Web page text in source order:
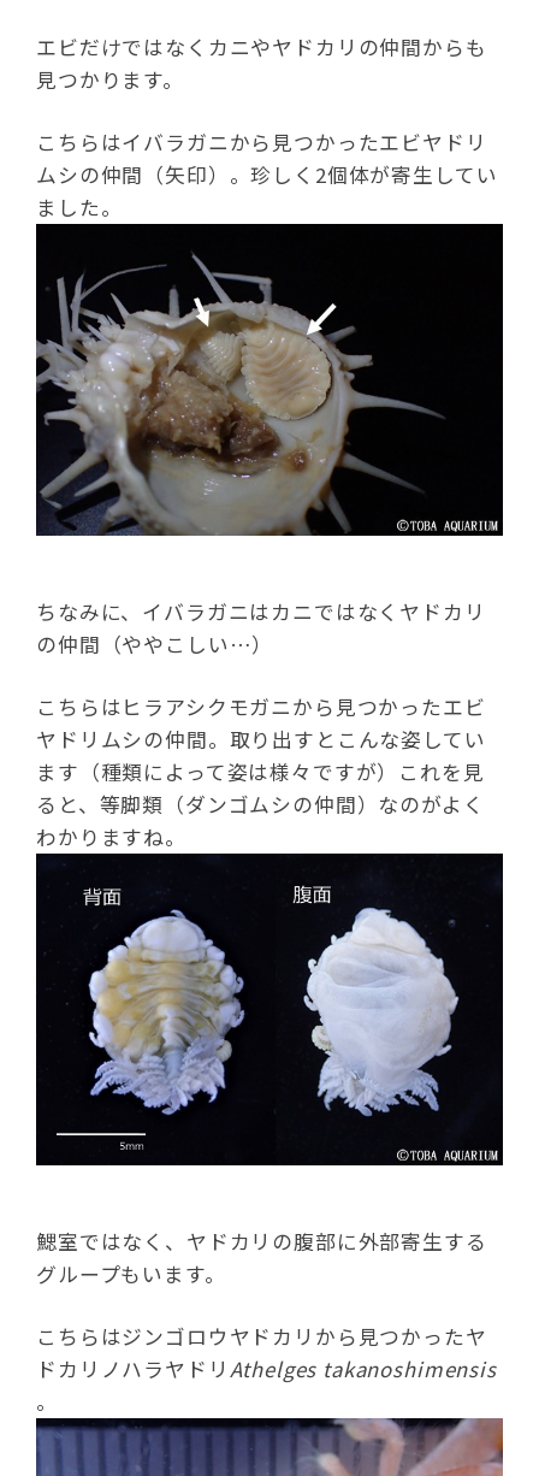
エビだけではなくカニやヤドカリの仲間からも
見つかります。
こちらはイバラガニから見つかったエビヤドリ
ムシの仲間（矢印）。珍しく2個体が寄生してい
ました。
ちなみに、イバラガニはカニではなくヤドカリ
の仲間（ややこしい…）
こちらはヒラアシクモガニから見つかったエビ
ヤドリムシの仲間。取り出すとこんな姿してい
ます（種類によって姿は様々ですが）これを見
ると、等脚類（ダンゴムシの仲間）なのがよく
わかりますね。
鰓室ではなく、ヤドカリの腹部に外部寄生する
グループもいます。
こちらはジンゴロウヤドカリから見つかったヤ
ドカリノハラヤドリ Athelges takanoshimensis
。